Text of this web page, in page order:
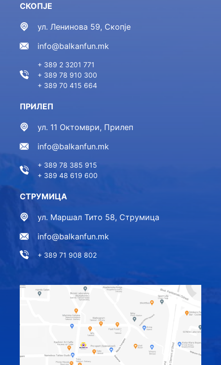
СКОПЈЕ
ул. Ленинова 59, Скопје
info@balkanfun.mk
+ 389 2 3201 771
+ 389 78 910 300
+ 389 70 415 664
ПРИЛЕП
ул. 11 Октомври, Прилеп
info@balkanfun.mk
+ 389 78 385 915
+ 389 48 619 600
СТРУМИЦА
ул. Маршал Тито 58, Струмица
info@balkanfun.mk
+ 389 71 908 802